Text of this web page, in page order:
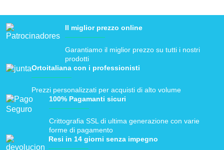
Il miglior prezzo online
Garantiamo il miglior prezzo su tutti i nostri
prodotti
Ortoitaliana con i professionisti
Prezzi personalizzati per acquisti di alto volume
100% Pagamanti sicuri
Crittografia SSL di ultima generazione con varie
forme di pagamento
Resi in 14 giorni senza impegno